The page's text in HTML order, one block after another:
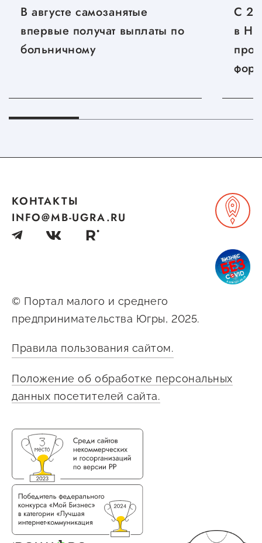
В августе самозанятые
впервые получат выплаты по
больничному
С 27
в
© Портал малого и среднего
предпринимательства Югры, 2025.
Правила пользования сайтом.
Положение об обработке персональных
данных посетителей сайта.
КОНТАКТЫ
INFO@MB-UGRA.RU